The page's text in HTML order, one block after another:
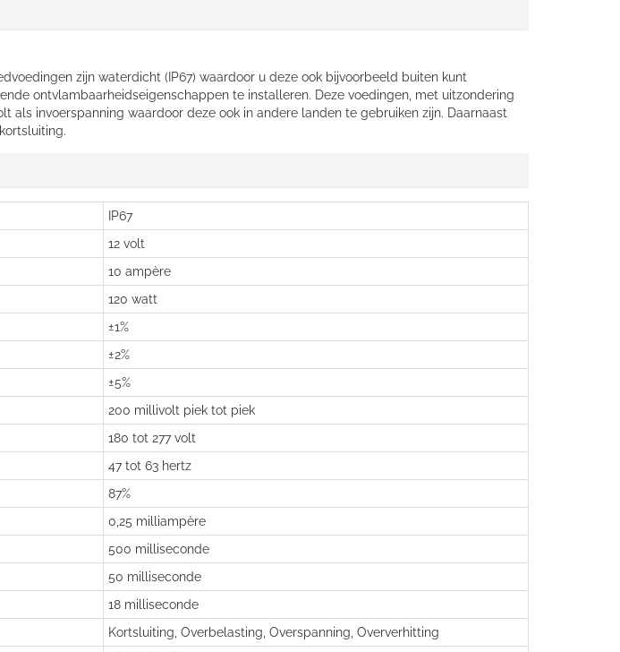
zijn waterdicht (IP67) waardoor u deze ook bijvoorbeeld buiten kunt
ontvlambaarheidseigenschappen te installeren. Deze voedingen, met uitzondering
invoerspanning waardoor deze ook in andere landen te gebruiken zijn. Daarnaast
IP67
12 volt
10 ampère
120 watt
±1%
±2%
±5%
200 millivolt piek tot piek
180 tot 277 volt
47 tot 63 hertz
87%
0,25 milliampère
500 milliseconde
50 milliseconde
18 milliseconde
Kortsluiting, Overbelasting, Overspanning, Oververhitting